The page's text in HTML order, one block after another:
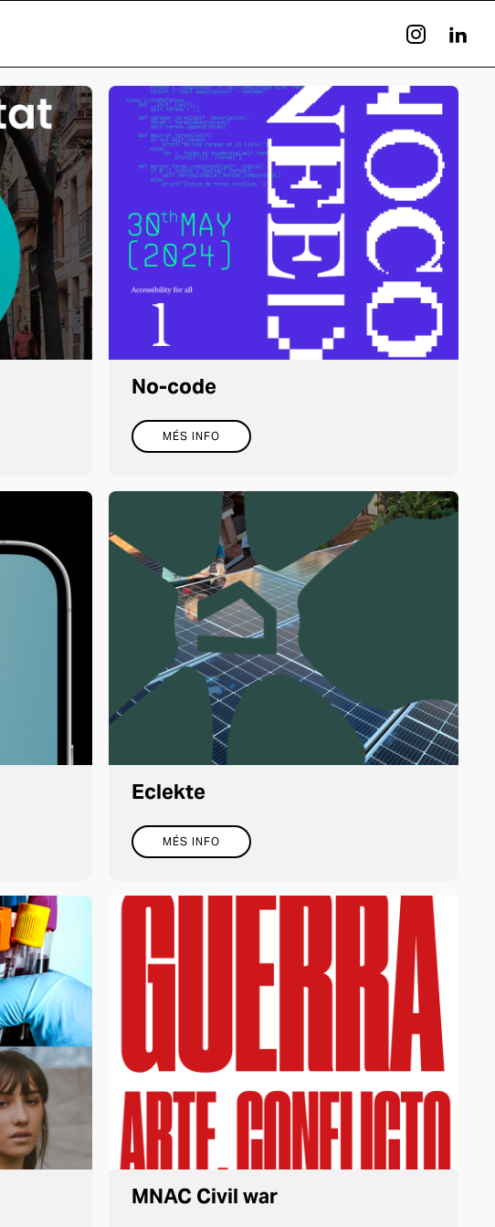
No-code
MÉS INFO
Eclekte
MÉS INFO
MNAC Civil war